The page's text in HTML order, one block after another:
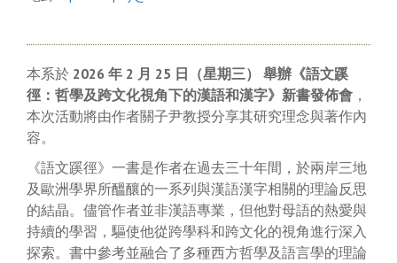
本系於 2026 年 2 月 25 日（星期三）
舉辦《語文蹊
徑：哲學及跨文化視角下的漢語和漢字》新書發佈會 ，
本次活動將由作者關子尹教授分享其研究理念與著作內
容。
《語文蹊徑》一書是作者在過去三十年間，於兩岸三地
及歐洲學界所醞釀的一系列與漢語漢字相關的理論反思
的結晶。儘管作者並非漢語專業，但他對母語的熱愛與
持續的學習，驅使他從跨學科和跨文化的視角進行深入
探索。書中參考並融合了多種西方哲學及語言學的理論